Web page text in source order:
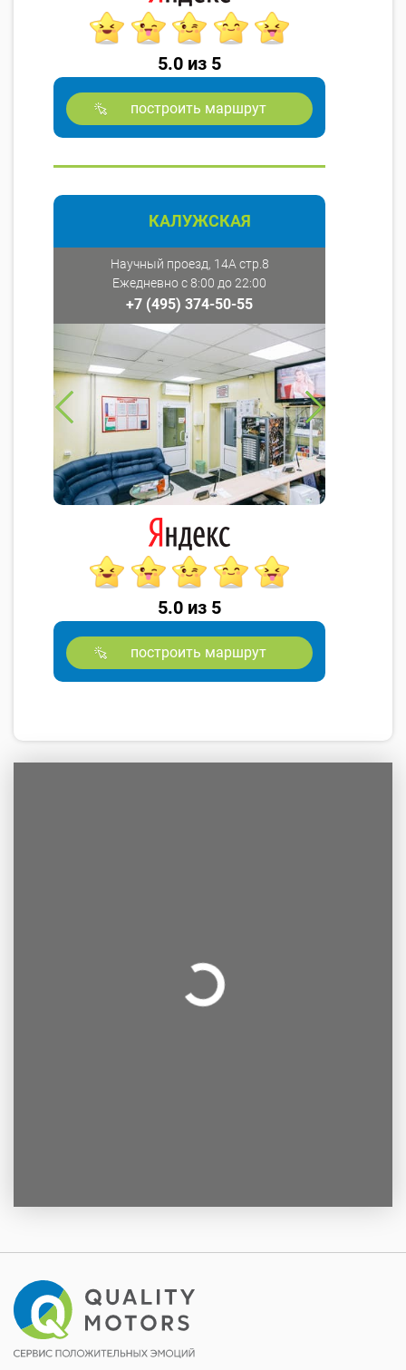
5.0 из 5
построить маршрут
КАЛУЖСКАЯ
Научный проезд, 14А стр.8
Ежедневно с 8:00 до 22:00
+7 (495) 374-50-55
5.0 из 5
построить маршрут